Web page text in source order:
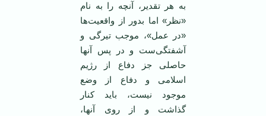
به هر تقدیر، آنچه را به نام
«نظر» اما بدور از واقعیت‌ها
«در عمل»، موجب تیرگی و
آشفتگی‌ست و در پس آنها
حاصلی جز دفاع از رژیم
اسلامی و دفاع از وضع
موجود نیست، باید کنار
گذاشت و از روی آنها،